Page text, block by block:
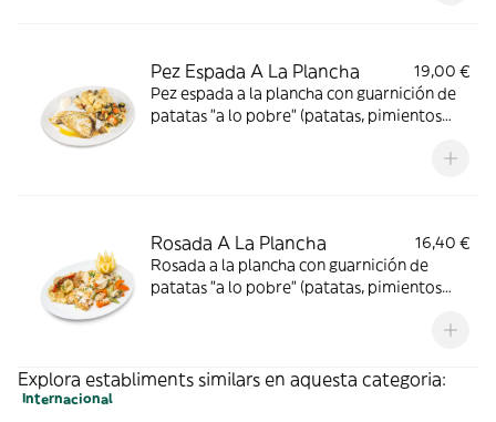
Pez Espada A La Plancha
19,00 €
Pez espada a la plancha con guarnición de
patatas "a lo pobre" (patatas, pimientos
Rosada A La Plancha
16,40 €
Rosada a la plancha con guarnición de
patatas "a lo pobre" (patatas, pimientos
Explora establiments similars en aquesta categoria:
Internacional